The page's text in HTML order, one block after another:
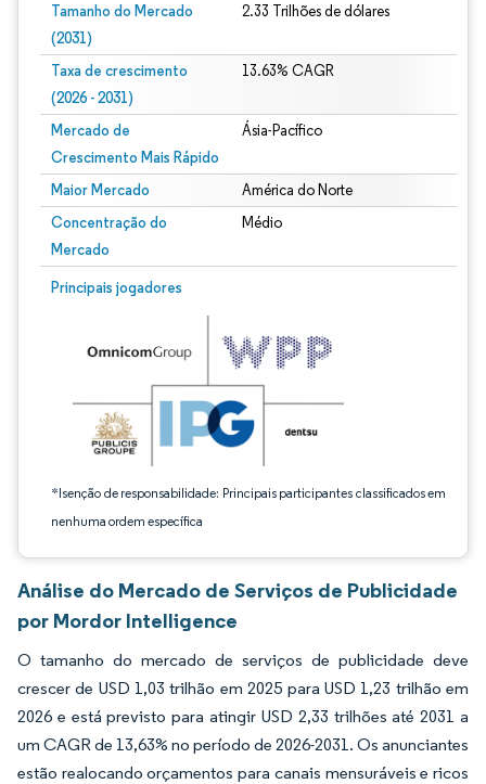
Tamanho do Mercado
(2031)
2.33 Trilhões de dólares
Taxa de crescimento
(2026 - 2031)
13.63% CAGR
Mercado de
Crescimento Mais Rápido
Ásia-Pacífico
Maior Mercado América do Norte
Concentração do
Mercado
Médio
Principais jogadores
*Isenção de responsabilidade: Principais participantes classificados em
nenhuma ordem específica
Imagem © Mordor Intelligence. O reuso requer atribuição conforme CC BY 4.0.
Análise do Mercado de Serviços de Publicidade
por Mordor Intelligence
O tamanho do mercado de serviços de publicidade deve
crescer de USD 1,03 trilhão em 2025 para USD 1,23 trilhão em
2026 e está previsto para atingir USD 2,33 trilhões até 2031 a
um CAGR de 13,63% no período de 2026-2031. Os anunciantes
estão realocando orçamentos para canais mensuráveis e ricos